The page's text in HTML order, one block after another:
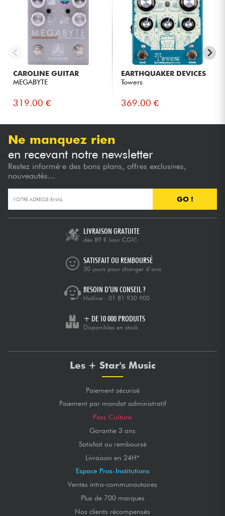
CAROLINE GUITAR
MEGABYTE
319.00 €
EARTHQUAKER DEVICES
Towers
369.00 €
Ne manquez rien
en recevant notre newsletter
Restez informé·e des bons plans, offres exclusives,
nouveautés...
GO !
LIVRAISON GRATUITE
dès 89 € (voir CGV)
SATISFAIT OU REMBOURSÉ
30 jours pour changer d’avis
BESOIN D’UN CONSEIL ?
Hotline : 01 81 930 900
+ DE 10 000 PRODUITS
Disponibles en stock
Les + Star's Music
Paiement sécurisé
Paiement par mandat administratif
Pass Culture
Garantie 3 ans
Satisfait ou remboursé
Livraison en 24H*
Espace Pros-Institutions
Ventes intra-communautaires
Plus de 700 marques
Nos clients récompensés